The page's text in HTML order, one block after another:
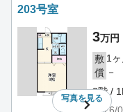
203号室
写真を見る
3万円
敷 1ヶ
償 －
2階 /
2026/